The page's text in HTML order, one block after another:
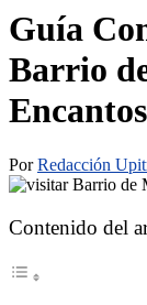
Guía
Barrio
PorRedacción
Contenido del